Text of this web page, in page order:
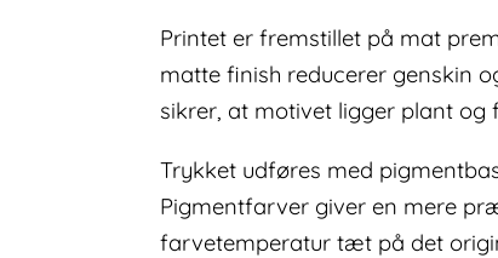
Printet er fremstillet på mat
matte finish reducerer genskin
sikrer, at motivet ligger plant
Trykket udføres med
Pigmentfarver giver en mere
farvetemperatur tæt på det